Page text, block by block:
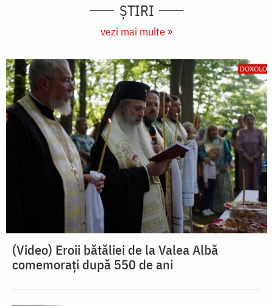
ȘTIRI
vezi mai multe »
(Video) Eroii bătăliei de la Valea Albă
comemorați după 550 de ani